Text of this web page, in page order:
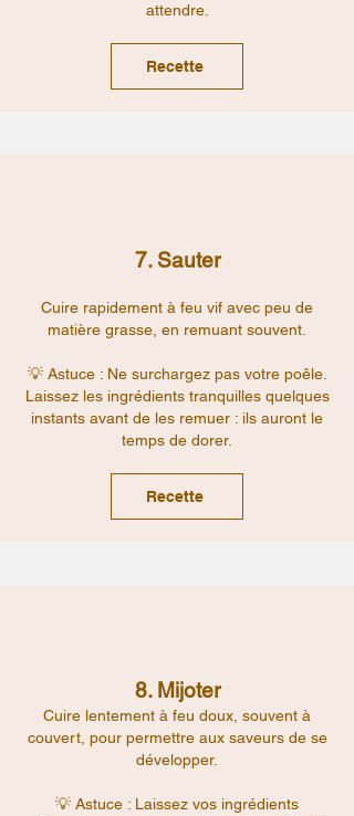
attendre.
Recette
7. Sauter
Cuire rapidement à feu vif avec peu de
matière grasse, en remuant souvent.
💡 Astuce : Ne surchargez pas votre poêle.
Laissez les ingrédients tranquilles quelques
instants avant de les remuer : ils auront le
temps de dorer.
Recette
8. Mijoter
Cuire lentement à feu doux, souvent à
couvert, pour permettre aux saveurs de se
développer.
💡 Astuce : Laissez vos ingrédients